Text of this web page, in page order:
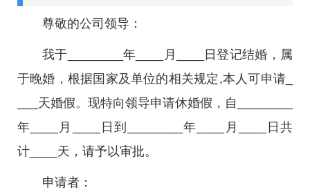
尊敬的公司领导：
我于________年____月____日登记结婚，属
于晚婚，根据国家及单位的相关规定,本人可申请_
___天婚假。现特向领导申请休婚假，自________
年____月____日到________年____月____日共
计____天，请予以审批。
申请者：